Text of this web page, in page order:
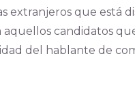
que está
aquellos candidatos
del hablante de